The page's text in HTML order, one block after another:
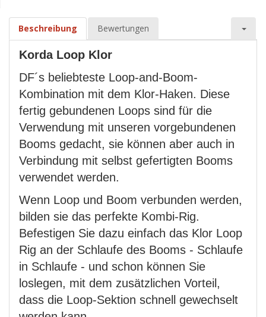
Beschreibung Bewertungen
Korda Loop Klor
DF´s beliebteste Loop-and-Boom-
Kombination mit dem Klor-Haken. Diese
fertig gebundenen Loops sind für die
Verwendung mit unseren vorgebundenen
Booms gedacht, sie können aber auch in
Verbindung mit selbst gefertigten Booms
verwendet werden.
Wenn Loop und Boom verbunden werden,
bilden sie das perfekte Kombi-Rig.
Befestigen Sie dazu einfach das Klor Loop
Rig an der Schlaufe des Booms - Schlaufe
in Schlaufe - und schon können Sie
loslegen, mit dem zusätzlichen Vorteil,
dass die Loop-Sektion schnell gewechselt